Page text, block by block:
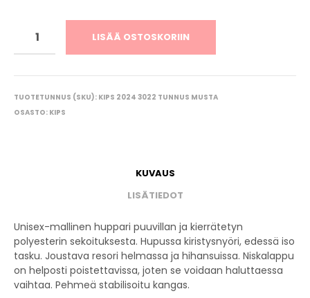
LISÄÄ OSTOSKORIIN
TUOTETUNNUS (SKU): KIPS 2024 3022 TUNNUS MUSTA
OSASTO: KIPS
KUVAUS
LISÄTIEDOT
Unisex-mallinen huppari puuvillan ja kierrätetyn
polyesterin sekoituksesta. Hupussa kiristysnyöri, edessä iso
tasku. Joustava resori helmassa ja hihansuissa. Niskalappu
on helposti poistettavissa, joten se voidaan haluttaessa
vaihtaa. Pehmeä stabilisoitu kangas.